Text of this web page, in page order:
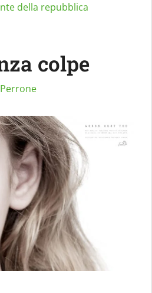
della repubblica
colpe